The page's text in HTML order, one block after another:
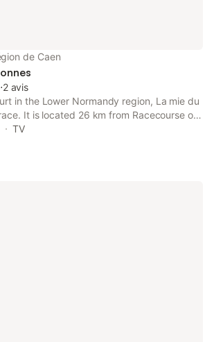
de Caen
⋅2 avis
in the Lower Normandy region, La mie du
It is located 26 km from Racecourse of
check-in and check-out. The property
situated 26 km from Caen Station.
TV